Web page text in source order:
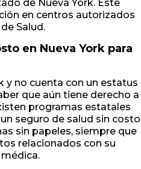
de Nueva York. Este
en centros autorizados
Salud.
en Nueva York para
y no cuenta con un estatus
que aún tiene derecho a
programas estatales
seguro de salud sin costo
sin papeles, siempre que
relacionados con su